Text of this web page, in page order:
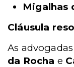
Migalhas
Cláusula
As advogadas
da Rocha e